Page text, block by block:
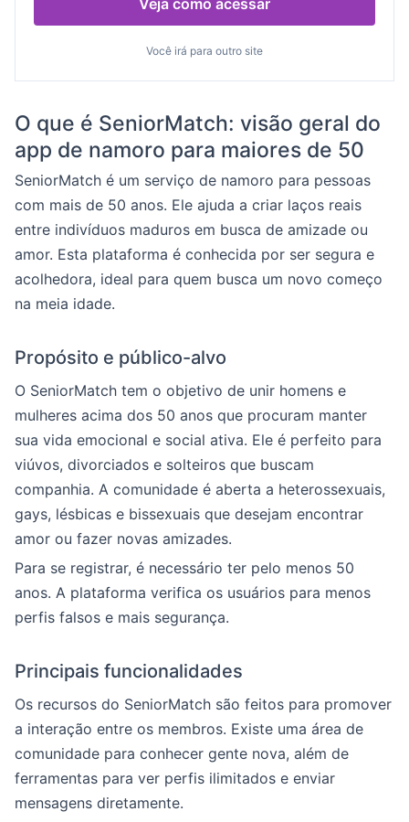
Veja como acessar
Você irá para outro site
O que é SeniorMatch: visão geral do
app de namoro para maiores de 50
SeniorMatch é um serviço de namoro para pessoas
com mais de 50 anos. Ele ajuda a criar laços reais
entre indivíduos maduros em busca de amizade ou
amor. Esta plataforma é conhecida por ser segura e
acolhedora, ideal para quem busca um novo começo
na meia idade.
Propósito e público-alvo
O SeniorMatch tem o objetivo de unir homens e
mulheres acima dos 50 anos que procuram manter
sua vida emocional e social ativa. Ele é perfeito para
viúvos, divorciados e solteiros que buscam
companhia. A comunidade é aberta a heterossexuais,
gays, lésbicas e bissexuais que desejam encontrar
amor ou fazer novas amizades.
Para se registrar, é necessário ter pelo menos 50
anos. A plataforma verifica os usuários para menos
perfis falsos e mais segurança.
Principais funcionalidades
Os recursos do SeniorMatch são feitos para promover
a interação entre os membros. Existe uma área de
comunidade para conhecer gente nova, além de
ferramentas para ver perfis ilimitados e enviar
mensagens diretamente.